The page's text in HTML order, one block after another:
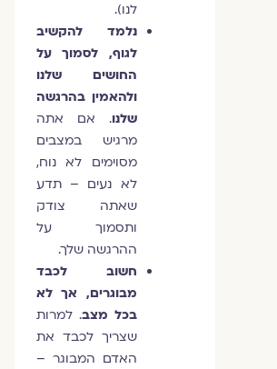
לנו).
נלמד להקשיב
לגוף, לסמוך על
החושים שלנו
ולהאמין בהרגשה
שלנו. אם אתה
מרגיש במצבים
מסוימים לא נוח,
לא נעים – תדע
שאתה צודק
ותסמוך על
ההרגשה שלך.
חשוב לכבד
מבוגרים, אך לא
בכל מצב. למרות
שצריך לכבד את
האדם המבוגר –